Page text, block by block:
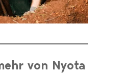
von Nyota